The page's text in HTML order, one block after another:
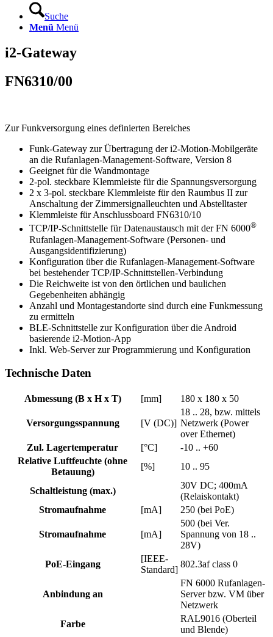
Suche
Menü Menü
i2-Gateway
FN6310/00
Zur Funkversorgung eines definierten Bereiches
Funk-Gateway zur Übertragung der i2-Motion-Mobilgeräte
an die Rufanlagen-Management-Software, Version 8
Geeignet für die Wandmontage
2-pol. steckbare Klemmleiste für die Spannungsversorgung
2 x 3-pol. steckbare Klemmleiste für den Raumbus II zur
Anschaltung der Zimmersignalleuchten und Abstelltaster
Klemmleiste für Anschlussboard FN6310/10
TCP/IP-Schnittstelle für Datenaustausch mit der FN 6000®
Rufanlagen-Management-Software (Personen- und
Ausgangsidentifizierung)
Konfiguration über die Rufanlagen-Management-Software
bei bestehender TCP/IP-Schnittstellen-Verbindung
Die Reichweite ist von den örtlichen und baulichen
Gegebenheiten abhängig
Anzahl und Montagestandorte sind durch eine Funkmessung
zu ermitteln
BLE-Schnittstelle zur Konfiguration über die Android
basierende i2-Motion-App
Inkl. Web-Server zur Programmierung und Konfiguration
Technische Daten
Abmessung (B x H x T) [mm] 180 x 180 x 50
Versorgungsspannung [V (DC)]
18 .. 28, bzw. mittels
Netzwerk (Power
over Ethernet)
Zul. Lagertemperatur
[°C]
-10 .. +60
Relative Luftfeuchte (ohne
Betauung)
[%] 10 .. 95
Schaltleistung (max.)
30V DC; 400mA
(Relaiskontakt)
Stromaufnahme
[mA] 250 (bei PoE)
Stromaufnahme [mA]
500 (bei Ver.
Spannung von 18 ..
28V)
PoE-Eingang
[IEEE-
Standard]
802.3af class 0
Anbindung an
FN 6000 Rufanlagen-
Server bzw. VM über
Netzwerk
Farbe
RAL9016 (Oberteil
und Blende)